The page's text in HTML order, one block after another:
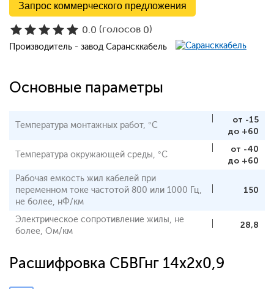
Запрос коммерческого предложения
0.0 (голосов 0)
Производитель - завод Сарансккабель
Основные параметры
Температура монтажных работ, °С
от -15
до +60
Температура окружающей среды, °С
от -40
до +60
Рабочая емкость жил кабелей при
переменном токе частотой 800 или 1000 Гц,
не более, нФ/км
150
Электрическое сопротивление жилы, не
более, Ом/км
28,8
Расшифровка СБВГнг 14x2x0,9